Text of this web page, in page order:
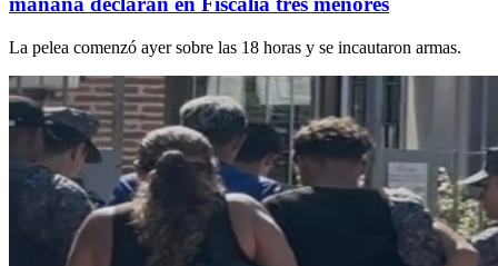
La pelea comenzó ayer sobre las 18 horas y se incautaron armas.